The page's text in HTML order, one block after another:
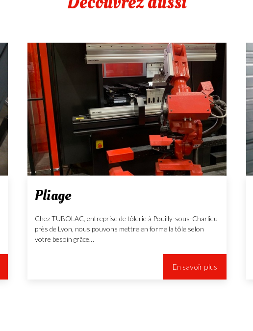
Pliage
Chez TUBOLAC, entreprise de tôlerie à Pouilly-sous-Charlieu
près de Lyon, nous pouvons mettre en forme la tôle selon
votre besoin grâce…
En savoir plus